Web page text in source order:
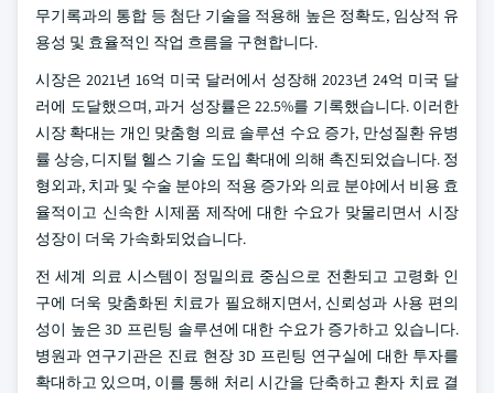
무기록과의 통합 등 첨단 기술을 적용해 높은 정확도, 임상적 유
용성 및 효율적인 작업 흐름을 구현합니다.
시장은 2021년 16억 미국 달러에서 성장해 2023년 24억 미국 달
러에 도달했으며, 과거 성장률은 22.5%를 기록했습니다. 이러한
시장 확대는 개인 맞춤형 의료 솔루션 수요 증가, 만성질환 유병
률 상승, 디지털 헬스 기술 도입 확대에 의해 촉진되었습니다. 정
형외과, 치과 및 수술 분야의 적용 증가와 의료 분야에서 비용 효
율적이고 신속한 시제품 제작에 대한 수요가 맞물리면서 시장
성장이 더욱 가속화되었습니다.
전 세계 의료 시스템이 정밀의료 중심으로 전환되고 고령화 인
구에 더욱 맞춤화된 치료가 필요해지면서, 신뢰성과 사용 편의
성이 높은 3D 프린팅 솔루션에 대한 수요가 증가하고 있습니다.
병원과 연구기관은 진료 현장 3D 프린팅 연구실에 대한 투자를
확대하고 있으며, 이를 통해 처리 시간을 단축하고 환자 치료 결